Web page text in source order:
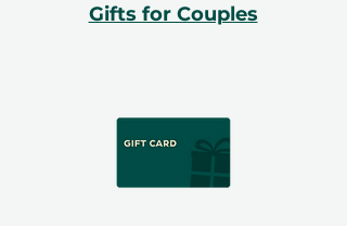
Gifts for Couples